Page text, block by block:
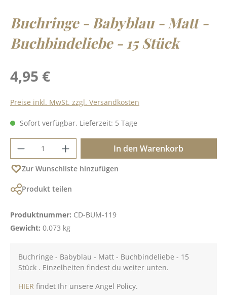
Buchringe - Babyblau - Matt -
Buchbindeliebe - 15 Stück
Regulärer Preis:
4,95 €
Preise inkl. MwSt. zzgl. Versandkosten
Sofort verfügbar, Lieferzeit: 5 Tage
Produkt Anzahl: Gib den gewünschten
In den Warenkorb
Zur Wunschliste hinzufügen
Produkt teilen
Produktnummer: CD-BUM-119
Gewicht: 0.073 kg
Buchringe - Babyblau - Matt - Buchbindeliebe - 15
Stück . Einzelheiten findest du weiter unten.
HIER findet Ihr unsere Angel Policy.